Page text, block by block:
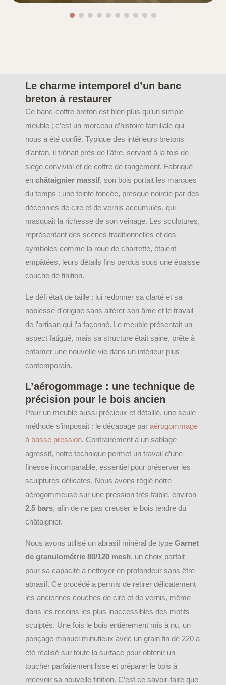
Le charme intemporel d’un banc
breton à restaurer
Ce banc-coffre breton est bien plus qu’un simple
meuble ; c’est un morceau d’histoire familiale qui
nous a été confié. Typique des intérieurs bretons
d’antan, il trônait près de l’âtre, servant à la fois de
siège convivial et de coffre de rangement. Fabriqué
en châtaignier massif, son bois portait les marques
du temps : une teinte foncée, presque noircie par des
décennies de cire et de vernis accumulés, qui
masquait la richesse de son veinage. Les sculptures,
représentant des scènes traditionnelles et des
symboles comme la roue de charrette, étaient
empâtées, leurs détails fins perdus sous une épaisse
couche de finition.
Le défi était de taille : lui redonner sa clarté et sa
noblesse d’origine sans altérer son âme et le travail
de l’artisan qui l’a façonné. Le meuble présentait un
aspect fatigué, mais sa structure était saine, prête à
entamer une nouvelle vie dans un intérieur plus
contemporain.
L’aérogommage : une technique de
précision pour le bois ancien
Pour un meuble aussi précieux et détaillé, une seule
méthode s’imposait : le décapage par aérogommage
à basse pression. Contrairement à un sablage
agressif, notre technique permet un travail d’une
finesse incomparable, essentiel pour préserver les
sculptures délicates. Nous avons réglé notre
aérogommeuse sur une pression très faible, environ
2.5 bars, afin de ne pas creuser le bois tendre du
châtaignier.
Nous avons utilisé un abrasif minéral de type Garnet
de granulométrie 80/120 mesh, un choix parfait
pour sa capacité à nettoyer en profondeur sans être
abrasif. Ce procédé a permis de retirer délicatement
les anciennes couches de cire et de vernis, même
dans les recoins les plus inaccessibles des motifs
sculptés. Une fois le bois entièrement mis à nu, un
ponçage manuel minutieux avec un grain fin de 220 a
été réalisé sur toute la surface pour obtenir un
toucher parfaitement lisse et préparer le bois à
recevoir sa nouvelle finition. C’est ce savoir-faire que